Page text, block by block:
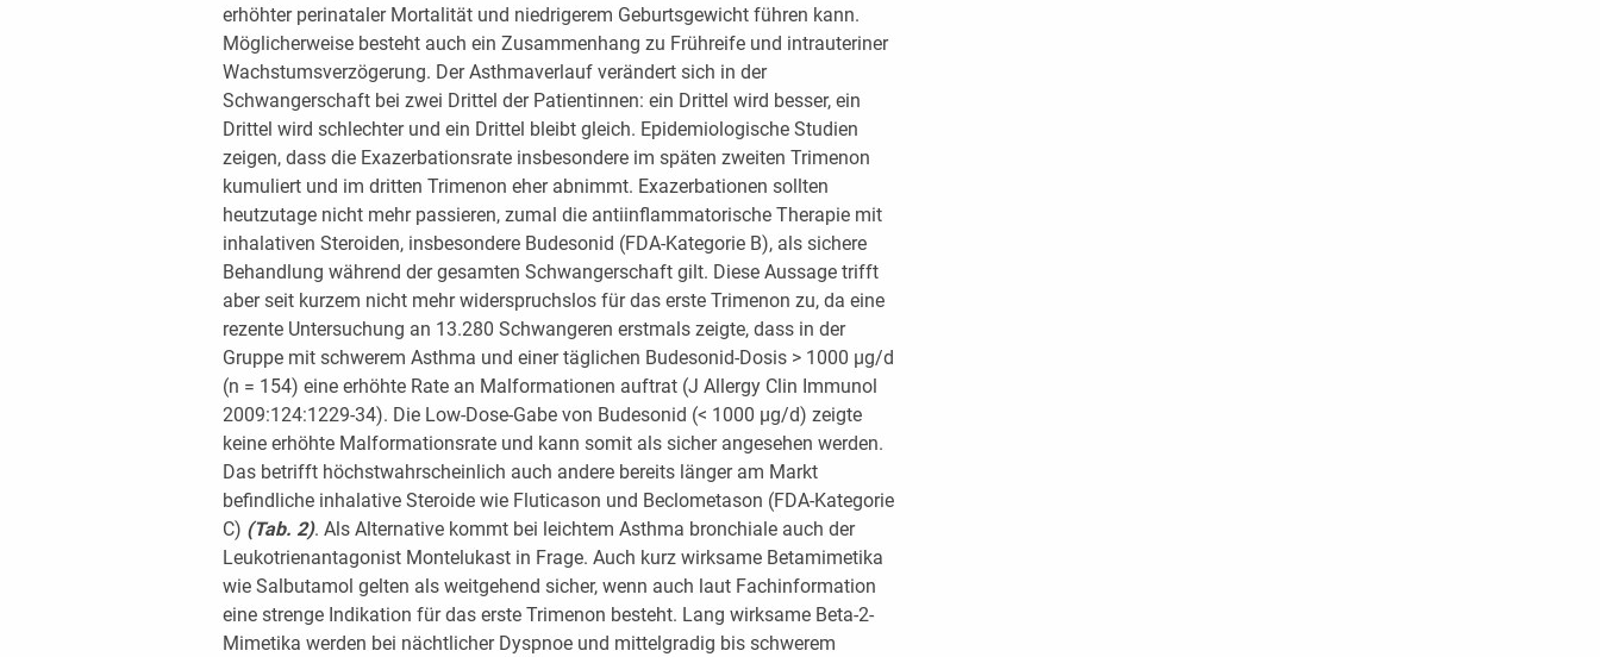
erhöhter perinataler Mortalität und niedrigerem Geburtsgewicht führen kann.
Möglicherweise besteht auch ein Zusammenhang zu Frühreife und intrauteriner
Wachstumsverzögerung. Der Asthmaverlauf verändert sich in der
Schwangerschaft bei zwei Drittel der Patientinnen: ein Drittel wird besser, ein
Drittel wird schlechter und ein Drittel bleibt gleich. Epidemiologische Studien
zeigen, dass die Exazerbationsrate insbesondere im späten zweiten Trimenon
kumuliert und im dritten Trimenon eher abnimmt. Exazerbationen sollten
heutzutage nicht mehr passieren, zumal die antiinflammatorische Therapie mit
inhalativen Steroiden, insbesondere Budesonid (FDA-Kategorie B), als sichere
Behandlung während der gesamten Schwangerschaft gilt. Diese Aussage trifft
aber seit kurzem nicht mehr widerspruchslos für das erste Trimenon zu, da eine
rezente Untersuchung an 13.280 Schwangeren erstmals zeigte, dass in der
Gruppe mit schwerem Asthma und einer täglichen Budesonid-Dosis > 1000 μg/d
(n = 154) eine erhöhte Rate an Malformationen auftrat (J Allergy Clin Immunol
2009:124:1229-34). Die Low-Dose-Gabe von Budesonid (< 1000 μg/d) zeigte
keine erhöhte Malformationsrate und kann somit als sicher angesehen werden.
Das betrifft höchstwahrscheinlich auch andere bereits länger am Markt
befindliche inhalative Steroide wie Fluticason und Beclometason (FDA-Kategorie
C) (Tab. 2). Als Alternative kommt bei leichtem Asthma bronchiale auch der
Leukotrienantagonist Montelukast in Frage. Auch kurz wirksame Betamimetika
wie Salbutamol gelten als weitgehend sicher, wenn auch laut Fachinformation
eine strenge Indikation für das erste Trimenon besteht. Lang wirksame Beta-2-
Mimetika werden bei nächtlicher Dyspnoe und mittelgradig bis schwerem